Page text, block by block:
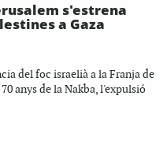
s'estrena
a Gaza
del foc israelià a la Franja de
anys de la Nakba, l'expulsió